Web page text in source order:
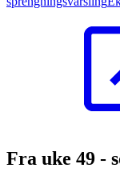
Fra uke 49 -